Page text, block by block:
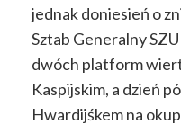
jednak doniesień o
Sztab Generalny
dwóch platform
Kaspijskim, a dzień
Hwardijśkem na